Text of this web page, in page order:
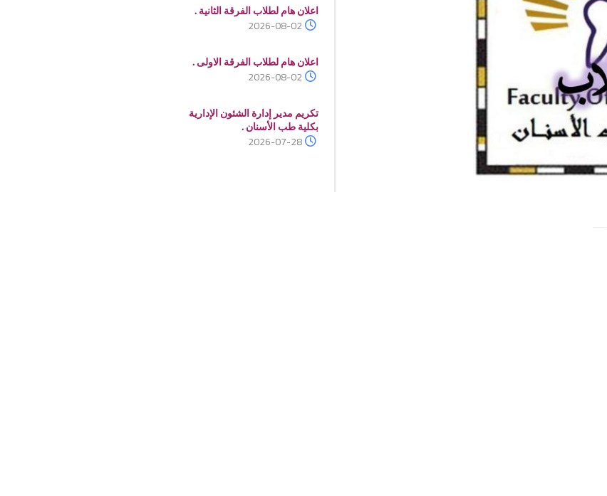
اعلان هام لطلاب الفرقة الثانية .
2026-08-02
اعلان هام لطلاب الفرقة الاولى .
2026-08-02
تكريم مدير إدارة الشئون الإدارية
بكلية طب الأسنان .
2026-07-28